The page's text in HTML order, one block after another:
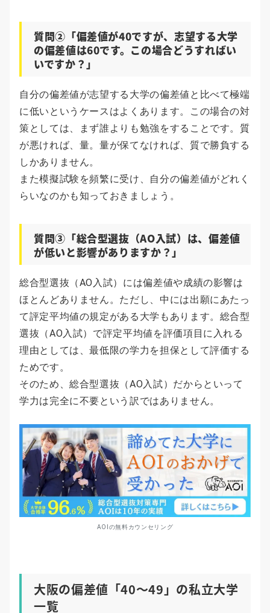
質問②「偏差値が40ですが、志望する大学
の偏差値は60です。この場合どうすればい
いですか？」
自分の偏差値が志望する大学の偏差値と比べて極端
に低いというケースはよくあります。この場合の対
策としては、まず誰よりも勉強をすることです。質
が悪ければ、量。量が保てなければ、質で勝負する
しかありません。
また模擬試験を頻繁に受け、自分の偏差値がどれく
らいなのかも知っておきましょう。
質問③「総合型選抜（AO入試）は、偏差値
が低いと影響がありますか？」
総合型選抜（AO入試）には偏差値や成績の影響は
ほとんどありません。ただし、中には出願にあたっ
て評定平均値の規定がある大学もあります。総合型
選抜（AO入試）で評定平均値を評価項目に入れる
理由としては、最低限の学力を担保として評価する
ためです。
そのため、総合型選抜（AO入試）だからといって
学力は完全に不要という訳ではありません。
AOIの無料カウンセリング
大阪の偏差値「40～49」の私立大学
一覧